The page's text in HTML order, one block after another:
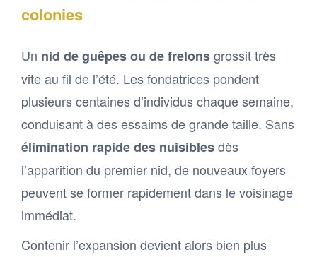
colonies
Un nid de guêpes ou de frelonsgrossit très
vite au fil de l’été. Les fondatrices pondent
plusieurs centaines d’individus chaque semaine,
conduisant à des essaims de grande taille. Sans
élimination rapide des nuisiblesdès
l’apparition du premier nid, de nouveaux foyers
peuvent se former rapidement dans le voisinage
immédiat.
Contenir l’expansion devient alors bien plus